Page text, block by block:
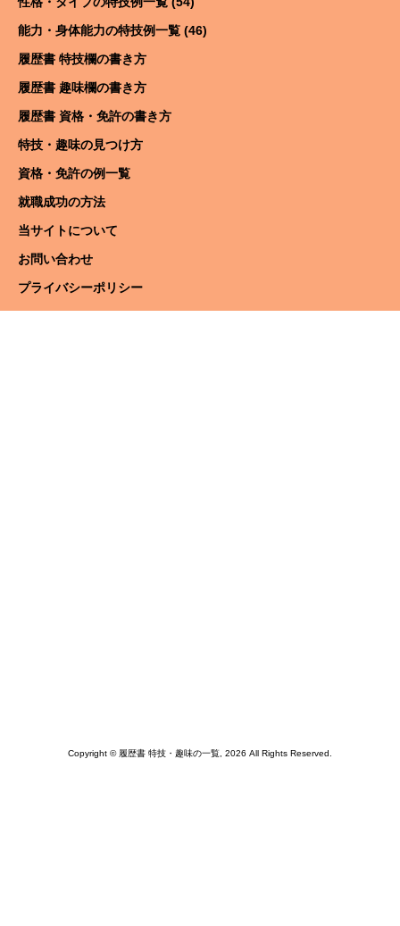
能力・身体能力の特技例一覧 (46)
履歴書 特技欄の書き方
履歴書 趣味欄の書き方
履歴書 資格・免許の書き方
特技・趣味の見つけ方
資格・免許の例一覧
就職成功の方法
当サイトについて
お問い合わせ
プライバシーポリシー
Copyright © 履歴書 特技・趣味の一覧, 2026 All Rights Reserved.